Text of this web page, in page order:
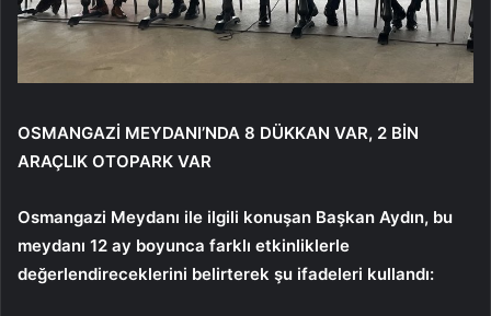
OSMANGAZİ MEYDANI’NDA 8 DÜKKAN VAR, 2 BİN
ARAÇLIK OTOPARK VAR
Osmangazi Meydanı ile ilgili konuşan Başkan Aydın, bu
meydanı 12 ay boyunca farklı etkinliklerle
değerlendireceklerini belirterek şu ifadeleri kullandı: